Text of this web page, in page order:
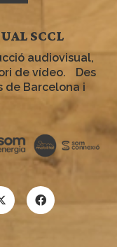
SCCL
audiovisual,
de vídeo. Des
de Barcelona i